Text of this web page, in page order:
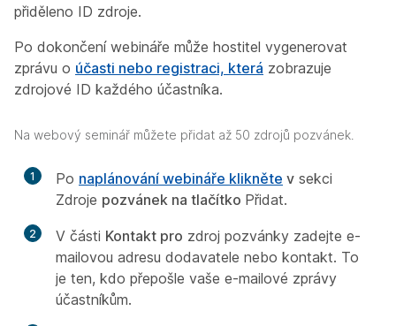
přiděleno ID zdroje.
Po dokončení webináře může hostitel vygenerovat
zprávu o účasti nebo registraci, která zobrazuje
zdrojové ID každého účastníka.
Na webový seminář můžete přidat až 50 zdrojů pozvánek.
1 Po naplánování webináře klikněte v sekci
Zdroje pozvánek na tlačítko Přidat.
2 V části Kontakt pro zdroj pozvánky zadejte e-
mailovou adresu dodavatele nebo kontakt. To
je ten, kdo přepošle vaše e-mailové zprávy
účastníkům.